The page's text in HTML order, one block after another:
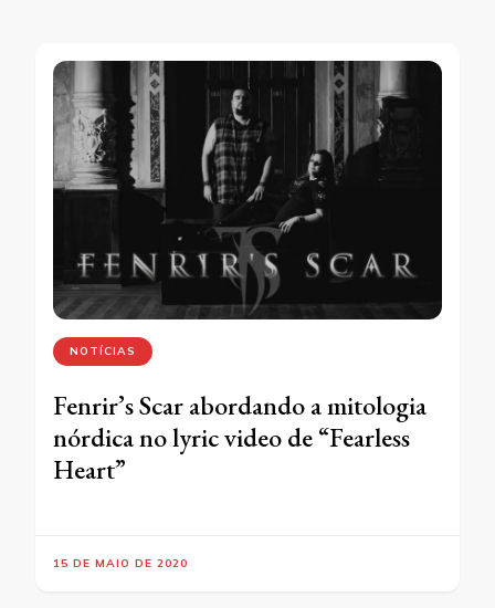
NOTÍCIAS
Fenrir’s Scar abordando a mitologia
nórdica no lyric video de “Fearless
Heart”
15 DE MAIO DE 2020